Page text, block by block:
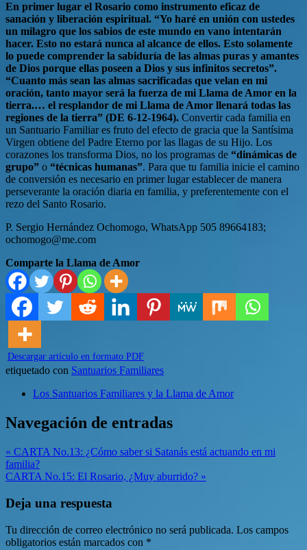
En primer lugar el Rosario como instrumento eficaz de
sanación y liberación espiritual. “Yo haré en unión con ustedes
un milagro que los sabios de este mundo en vano intentarán
hacer. Esto no estará nunca al alcance de ellos. Esto solamente
lo puede comprender la sabiduría de las almas puras y amantes
de Dios porque ellas poseen a Dios y sus infinitos secretos”.
“Cuanto más sean las almas sacrificadas que velan en mi
oración, tanto mayor será la fuerza de mi Llama de Amor en la
tierra.… el resplandor de mi Llama de Amor llenará todas las
regiones de la tierra” (DE 6-12-1964). Convertir cada familia en
un Santuario Familiar es fruto del efecto de gracia que la Santísima
Virgen obtiene del Padre Eterno por las llagas de su Hijo. Los
corazones los transforma Dios, no los programas de “dinámicas de
grupo” o “técnicas humanas”. Para que tu familia inicie el camino
de conversión es necesario en primer lugar establecer de manera
perseverante la oración diaria en familia, y preferentemente con el
rezo del Santo Rosario.
P. Sergio Hernández Ochomogo, WhatsApp 505 89664183;
ochomogo@me.com
Comparte la Llama de Amor
Descargar artículo en formato PDF
etiquetado con Santuarios Familiares
Los Santuarios Familiares y la Llama de Amor
Navegación de entradas
« CARTA No.13: ¿Cómo saber si Satanás está actuando en mi
familia?
CARTA No.15: El Rosario, ¿Muy aburrido? »
Deja una respuesta
Tu dirección de correo electrónico no será publicada. Los campos
obligatorios están marcados con *